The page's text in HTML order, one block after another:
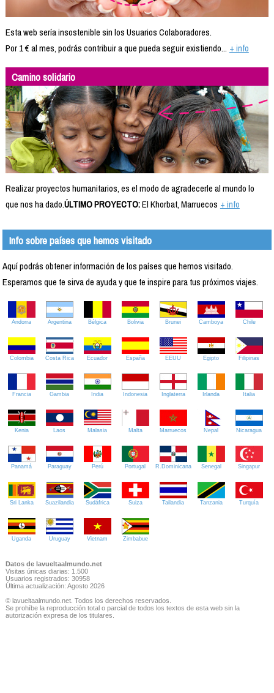
Esta web sería insostenible sin los Usuarios Colaboradores.
Por 1 € al mes, podrás contribuir a que pueda seguir existiendo... + info
Camino solidario
Realizar proyectos humanitarios, es el modo de agradecerle al mundo lo
que nos ha dado.ÚLTIMO PROYECTO:El Khorbat, Marruecos + info
Info sobre países que hemos visitado
Aquí podrás obtener información de los países que hemos visitado.
Esperamos que te sirva de ayuda y que te inspire para tus próximos viajes.
Andorra Argentina Bélgica Bolivia Brunei Camboya Chile
Colombia Costa Rica Ecuador España EEUU Egipto Filipinas
Francia Gambia India Indonesia Inglaterra Irlanda Italia
Kenia Laos Malasia Malta Marruecos Nepal Nicaragua
Panamá Paraguay Perú Portugal R.Dominicana Senegal Singapur
Sri Lanka Suazilandia Sudáfrica Suiza Tailandia Tanzania Turquía
Uganda Uruguay Vietnam Zimbabue
Datos de lavueltaalmundo.net
Visitas únicas diarias: 1.500
Usuarios registrados: 30958
Última actualización: Agosto 2026
© lavueltaalmundo.net. Todos los derechos reservados.
Se prohíbe la reproducción total o parcial de todos los textos de esta web sin la
autorización expresa de los titulares.